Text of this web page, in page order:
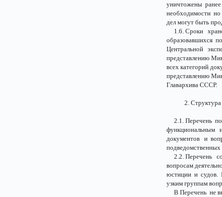
уничтожены
необходимости но
дел могут быть
1.6. Сроки
образовавшихся
Центральной
представлению
всех категорий
представлению
Главархива СССР.
2. Структура
2.1. Перечень
функциональным
документов и
2.2. Перечень
вопросам
юстиции и судов.
узким группам
В Перечень не